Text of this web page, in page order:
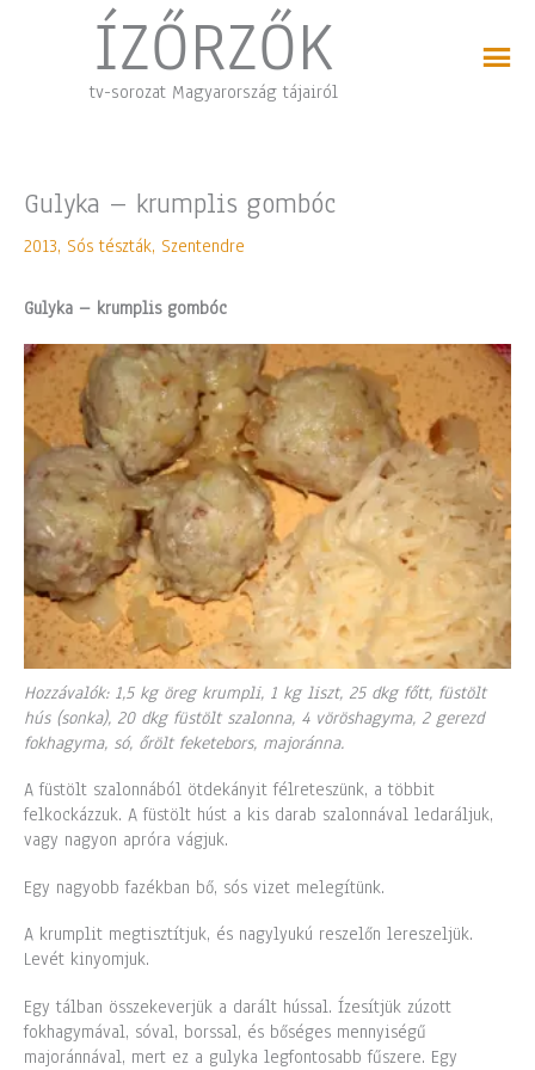
ÍZŐRZŐK
tv-sorozat Magyarország tájairól
Gulyka – krumplis gombóc
2013, Sós tészták, Szentendre
Gulyka – krumplis gombóc
Hozzávalók: 1,5 kg öreg krumpli, 1 kg liszt, 25 dkg főtt, füstölt
hús (sonka), 20 dkg füstölt szalonna, 4 vöröshagyma, 2 gerezd
fokhagyma, só, őrölt feketebors, majoránna.
A füstölt szalonnából ötdekányit félreteszünk, a többit
felkockázzuk. A füstölt húst a kis darab szalonnával ledaráljuk,
vagy nagyon apróra vágjuk.
Egy nagyobb fazékban bő, sós vizet melegítünk.
A krumplit megtisztítjuk, és nagylyukú reszelőn lereszeljük.
Levét kinyomjuk.
Egy tálban összekeverjük a darált hússal. Ízesítjük zúzott
fokhagymával, sóval, borssal, és bőséges mennyiségű
majoránnával, mert ez a gulyka legfontosabb fűszere. Egy